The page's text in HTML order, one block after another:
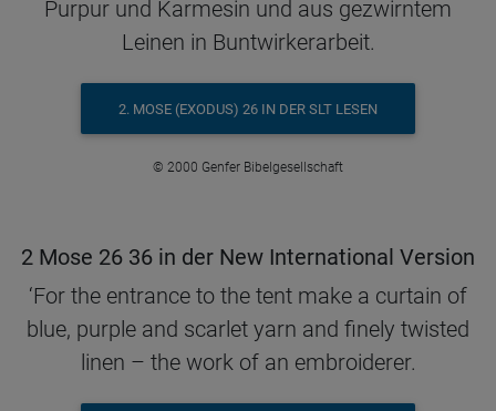
Purpur und Karmesin und aus gezwirntem
Leinen in Buntwirkerarbeit.
2. MOSE (EXODUS) 26 IN DER SLT LESEN
© 2000 Genfer Bibelgesellschaft
2 Mose 26 36 in der New International Version
‘For the entrance to the tent make a curtain of
blue, purple and scarlet yarn and finely twisted
linen – the work of an embroiderer.